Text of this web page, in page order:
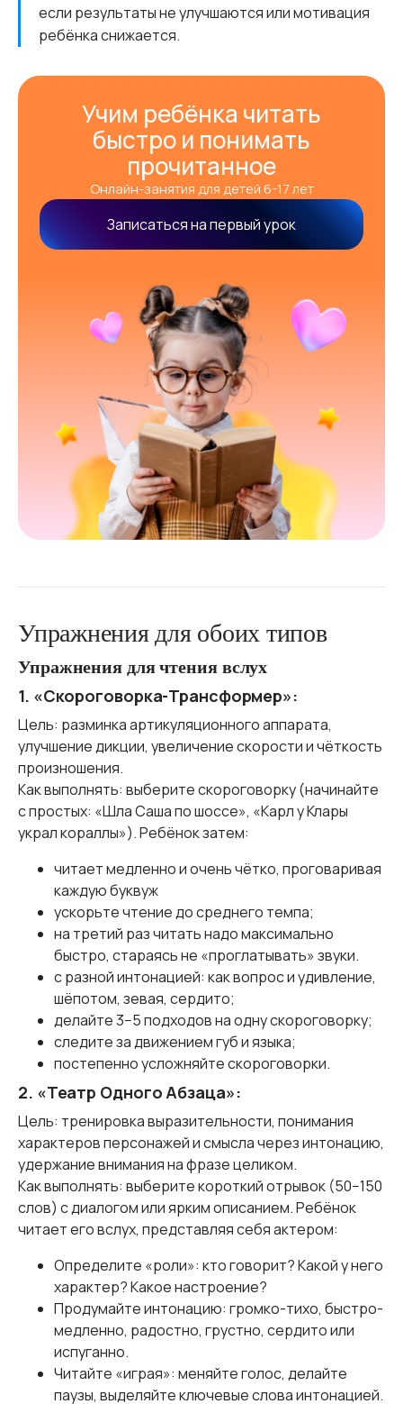
если результаты не улучшаются или мотивация
ребёнка снижается.
Учим ребёнка читать
быстро и понимать
прочитанное
Онлайн-занятия для детей 6-17 лет
Записаться на первый урок
Упражнения для обоих типов
Упражнения для чтения вслух
1. «Скороговорка-Трансформер»:
Цель: разминка артикуляционного аппарата,
улучшение дикции, увеличение скорости и чёткость
произношения.
Как выполнять: выберите скороговорку (начинайте
с простых: «Шла Саша по шоссе», «Карл у Клары
украл кораллы»). Ребёнок затем:
читает медленно и очень чётко, проговаривая
каждую буквуж
ускорьте чтение до среднего темпа;
на третий раз читать надо максимально
быстро, стараясь не «проглатывать» звуки.
с разной интонацией: как вопрос и удивление,
шёпотом, зевая, сердито;
делайте 3−5 подходов на одну скороговорку;
следите за движением губ и языка;
постепенно усложняйте скороговорки.
2. «Театр Одного Абзаца»:
Цель: тренировка выразительности, понимания
характеров персонажей и смысла через интонацию,
удержание внимания на фразе целиком.
Как выполнять: выберите короткий отрывок (50−150
слов) с диалогом или ярким описанием. Ребёнок
читает его вслух, представляя себя актером:
Определите «роли»: кто говорит? Какой у него
характер? Какое настроение?
Продумайте интонацию: громко-тихо, быстро-
медленно, радостно, грустно, сердито или
испуганно.
Читайте «играя»: меняйте голос, делайте
паузы, выделяйте ключевые слова интонацией.